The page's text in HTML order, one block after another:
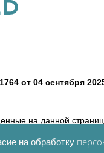
от 04 сентября
на данной
рекомендаций.
за возможные
на обработку